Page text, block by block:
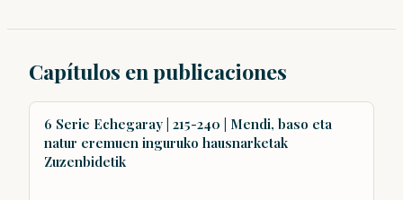
Capítulos en publicaciones
6 Serie Echegaray | 215-240 | Mendi, baso eta
natur eremuen inguruko hausnarketak
Zuzenbidetik